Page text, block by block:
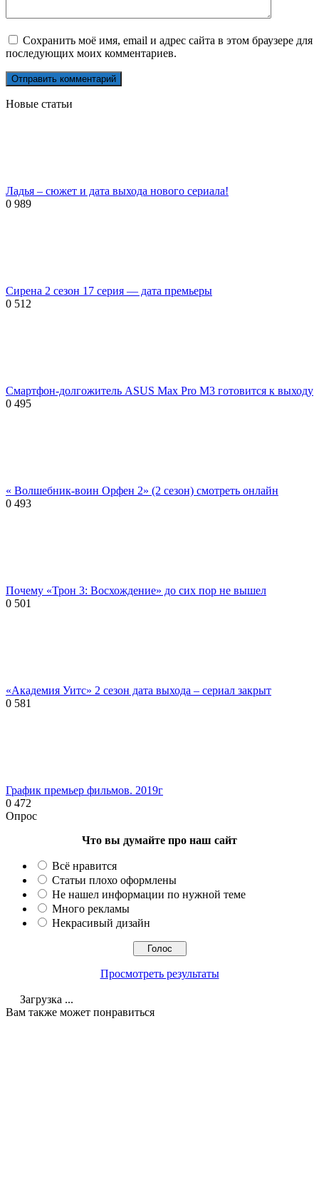
Сохранить моё имя, email и адрес сайта в этом браузере для
последующих моих комментариев.
Новые статьи
Ладья – сюжет и дата выхода нового сериала!
0 989
Сирена 2 сезон 17 серия — дата премьеры
0 512
Смартфон-долгожитель ASUS Max Pro M3 готовится к выходу
0 495
« Волшебник-воин Орфен 2» (2 сезон) смотреть онлайн
0 493
Почему «Трон 3: Восхождение» до сих пор не вышел
0 501
«Академия Уитс» 2 сезон дата выхода – сериал закрыт
0 581
График премьер фильмов. 2019г
0 472
Опрос
Что вы думайте про наш сайт
Всё нравится
Статьи плохо оформлены
Не нашел информации по нужной теме
Много рекламы
Некрасивый дизайн
Просмотреть результаты
Загрузка ...
Вам также может понравиться